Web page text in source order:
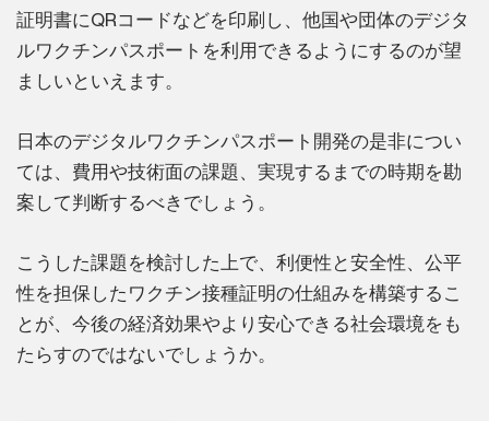
証明書にQRコードなどを印刷し、他国や団体のデジタ
ルワクチンパスポートを利用できるようにするのが望
ましいといえます。
日本のデジタルワクチンパスポート開発の是非につい
ては、費用や技術面の課題、実現するまでの時期を勘
案して判断するべきでしょう。
こうした課題を検討した上で、利便性と安全性、公平
性を担保したワクチン接種証明の仕組みを構築するこ
とが、今後の経済効果やより安心できる社会環境をも
たらすのではないでしょうか。